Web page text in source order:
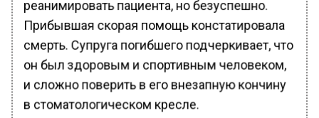
реанимировать пациента, но безуспешно.
Прибывшая скорая помощь констатировала
смерть. Супруга погибшего подчеркивает, что
он был здоровым и спортивным человеком,
и сложно поверить в его внезапную кончину
в стоматологическом кресле.